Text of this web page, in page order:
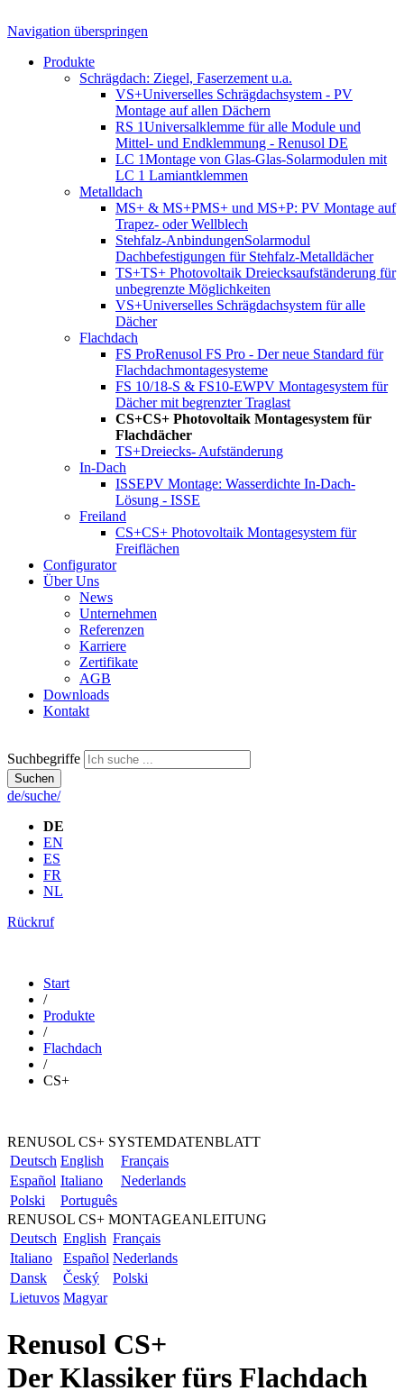
Navigation überspringen
Produkte
Schrägdach: Ziegel, Faserzement u.a.
VS+Universelles Schrägdachsystem - PV
Montage auf allen Dächern
RS 1Universalklemme für alle Module und
Mittel- und Endklemmung - Renusol DE
LC 1Montage von Glas-Glas-Solarmodulen mit
LC 1 Lamiantklemmen
Metalldach
MS+ & MS+PMS+ und MS+P: PV Montage auf
Trapez- oder Wellblech
Stehfalz-AnbindungenSolarmodul
Dachbefestigungen für Stehfalz-Metalldächer
TS+TS+ Photovoltaik Dreiecksaufständerung für
unbegrenzte Möglichkeiten
VS+Universelles Schrägdachsystem für alle
Dächer
Flachdach
FS ProRenusol FS Pro - Der neue Standard für
Flachdachmontagesysteme
FS 10/18-S & FS10-EWPV Montagesystem für
Dächer mit begrenzter Traglast
CS+CS+ Photovoltaik Montagesystem für
Flachdächer
TS+Dreiecks- Aufständerung
In-Dach
ISSEPV Montage: Wasserdichte In-Dach-
Lösung - ISSE
Freiland
CS+CS+ Photovoltaik Montagesystem für
Freiflächen
Configurator
Über Uns
News
Unternehmen
Referenzen
Karriere
Zertifikate
AGB
Downloads
Kontakt
Suchbegriffe
Suchen
de/suche/
DE
EN
ES
FR
NL
Rückruf
Start
/
Produkte
/
Flachdach
/
CS+
RENUSOL CS+ SYSTEMDATENBLATT
Deutsch English
Français
Español Italiano
Nederlands
Polski
Português
RENUSOL CS+ MONTAGEANLEITUNG
Deutsch English Français
Italiano
Español Nederlands
Dansk
Český
Polski
Lietuvos Magyar
Renusol CS+
Der Klassiker fürs Flachdach